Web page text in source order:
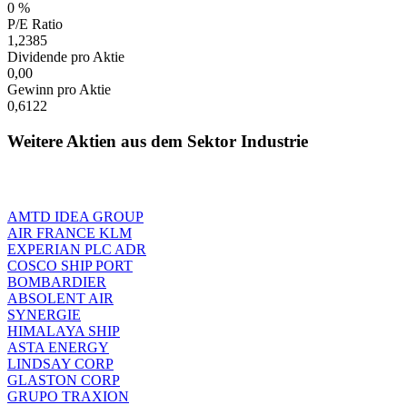
0 %
P/E Ratio
1,2385
Dividende pro Aktie
0,00
Gewinn pro Aktie
0,6122
Weitere Aktien aus dem Sektor Industrie
AMTD IDEA GROUP
AIR FRANCE KLM
EXPERIAN PLC ADR
COSCO SHIP PORT
BOMBARDIER
ABSOLENT AIR
SYNERGIE
HIMALAYA SHIP
ASTA ENERGY
LINDSAY CORP
GLASTON CORP
GRUPO TRAXION